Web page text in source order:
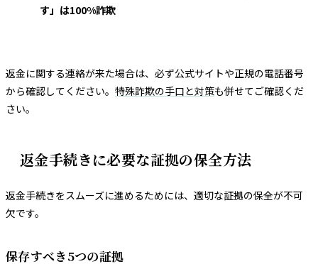
す」は100%詐欺
返金に関する連絡が来た場合は、必ず公式サイトや正規の電話番号
から確認してください。 特殊詐欺の手口と対策も併せてご確認くだ
さい。
返金手続きに必要な証拠の保全方法
返金手続きをスムーズに進めるためには、適切な証拠の保全が不可
欠です。
保存すべき5つの証拠